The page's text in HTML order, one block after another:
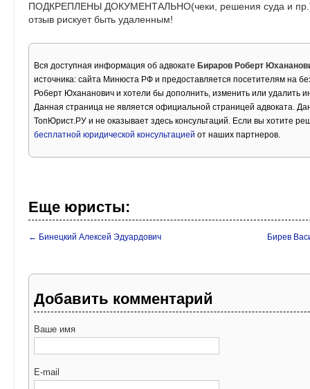
ПОДКРЕПЛЕНЫ ДОКУМЕНТАЛЬНО(чеки, решения суда и пр.)!
отзыв рискует быть удаленным!
Вся доступная информация об адвокате Бираров Роберт
источника: сайта Минюста РФ и предоставляется посетителям на
Роберт Юхананович и хотели бы дополнить, изменить или удалить
Данная страница не является официальной страницей адвоката.
ТопЮрист.РУ и не оказывает здесь консультаций. Если вы хотите
бесплатной юридической консультацией от наших партнеров.
Еще юристы:
← Бинецкий Алексей Эдуардович Бирев
Добавить комментарий
Ваше имя
E-mail